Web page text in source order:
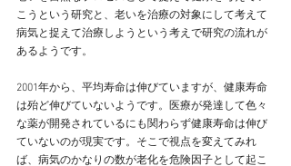
こうという研究と、老いを治療の対象にして考えて
病気と捉えて治療しようという考えで研究の流れが
あるようです。
2001年から、平均寿命は伸びていますが、健康寿命
は殆ど伸びていないようです。医療が発達して色々
な薬が開発されているにも関わらず健康寿命は伸び
ていないのが現実です。そこで視点を変えてみれ
ば、病気のかなりの数が老化を危険因子として起こ